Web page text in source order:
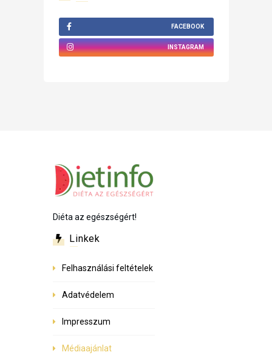
FACEBOOK
INSTAGRAM
Diéta az egészségért!
Linkek
Felhasználási feltételek
Adatvédelem
Impresszum
Médiaajánlat